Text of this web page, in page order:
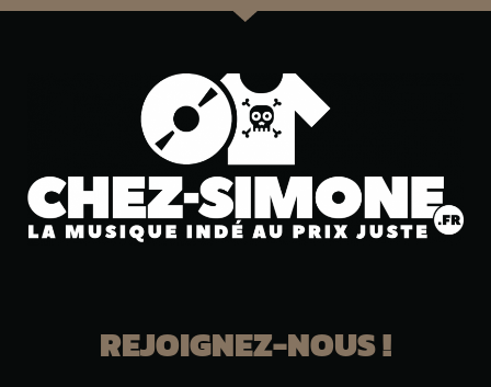
REJOIGNEZ-NOUS !